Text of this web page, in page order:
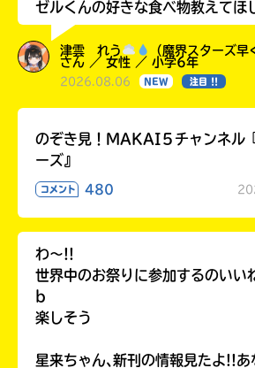
..
ゼルくんの好きな食べ物教えてほ
津雲 れう
（魔界スターズ早
さん ／ 女性 ／ 小学6年
2026.08.06 NEW 注目 !!
のぞき見！MAKAI５チャンネル
ーズ』
コメント 480
わ〜!!
世界中のお祭りに参加するのい
b
楽しそう
星来ちゃん､新刊の情報見たよ!!あ